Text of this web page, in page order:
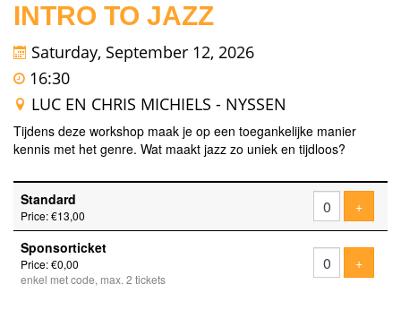
INTRO TO JAZZ
Saturday, September 12, 2026
16:30
LUC EN CHRIS MICHIELS - NYSSEN
Tijdens deze workshop maak je op een toegankelijke manier
kennis met het genre. Wat maakt jazz zo uniek en tijdloos?
Number
Standard
Price: €13,00
+Add
Sponsorticket
Price: €0,00
enkel met code, max. 2 tickets
+Add